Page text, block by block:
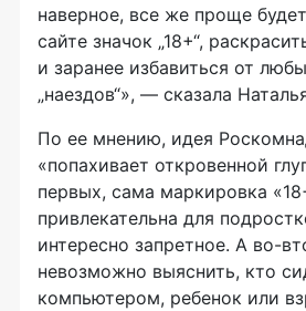
наверное, все же проще
сайте значок „18+“,
и заранее избавиться от
„наездов“», — сказала
По ее мнению, идея
«попахивает откровенной
первых, сама маркировка
привлекательна для
интересно запретное. А во-
невозможно выяснить, кто
компьютером, ребенок или